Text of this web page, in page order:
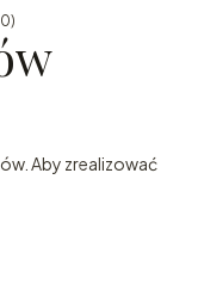
Aby zrealizować